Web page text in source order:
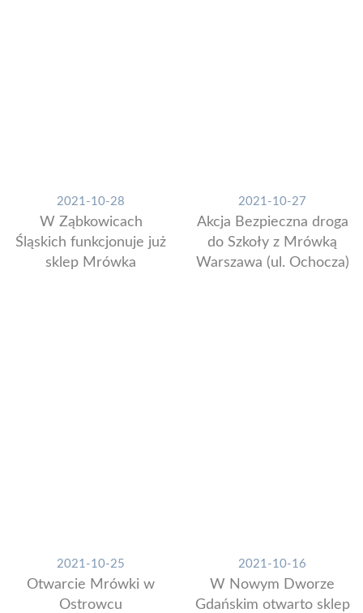
2021-10-28
W Ząbkowicach
Śląskich funkcjonuje już
sklep Mrówka
2021-10-27
Akcja Bezpieczna droga
do Szkoły z Mrówką
Warszawa (ul. Ochocza)
2021-10-25
Otwarcie Mrówki w
Ostrowcu
2021-10-16
W Nowym Dworze
Gdańskim otwarto sklep